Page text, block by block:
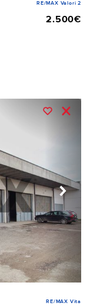
RE/MAX Valori 2
2.500€
RE/MAX Vita